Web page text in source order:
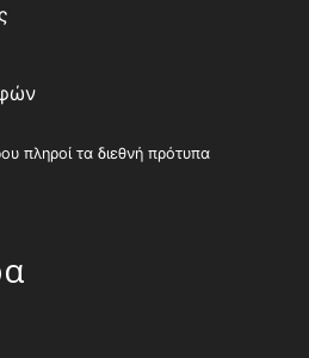
πληροί τα διεθνή πρότυπα